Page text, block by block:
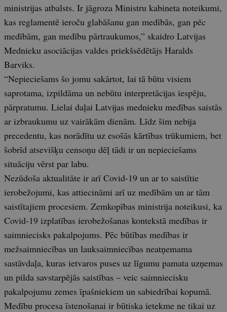
ministrijas atbalsts. Ir jāgroza Ministru kabineta noteikumi,
kas reglamentē ieroču glabāšanu gan medībās, gan pēc
medībām, gan medību pārtraukumos,” skaidro Latvijas
Mednieku asociācijas valdes priekšsēdētājs Haralds
Barviks.
“Nepieciešams šo jomu sakārtot, lai tā būtu visiem
saprotama, izpildāma un nebūtu interpretācijas iespēju,
pārpratumu. Lielai daļai Latvijas mednieku medības saistās
ar izbraukumu uz vairākām dienām. Līdz šim nebija
precedentu, kas norādītu uz esošās kārtības trūkumiem, bet
šobrīd atsevišķu censoņu dēļ tādi ir un nepieciešams
situāciju vērst par labu.
Nezūdoša aktualitāte ir arī Covid-19 un ar to saistītie
ierobežojumi, kas attiecināmi arī uz medībām un ar tām
saistītajiem procesiem. Zemkopības ministrija noteikusi, ka
Covid-19 izplatības ierobežošanas kontekstā medības ir
saimniecisks pakalpojums. Pēc būtības medības ir
mežsaimniecības un lauksaimniecības neatņemama
sastāvdaļa, kuras ietvaros puses uz līgumu pamata uzņemas
un pilda savstarpējās saistības – veic saimniecisku
pakalpojumu zemes īpašniekiem un sabiedrībai kopumā.
Medību procesa īstenošanai ir būtiska ietekme ne tikai uz